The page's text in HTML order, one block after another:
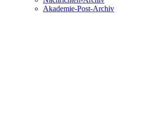
Akademie-Post-Archiv